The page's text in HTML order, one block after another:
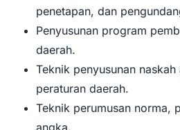
penetapan, dan
Penyusunan program
daerah.
Teknik penyusunan
peraturan daerah.
Teknik perumusan norma,
angka.